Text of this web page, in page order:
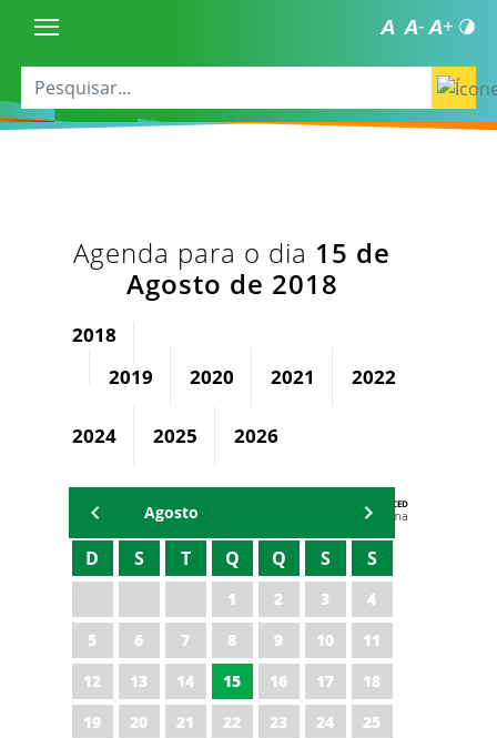
Agenda para o dia 15 de
Agosto de 2018
2018
2019
2020 2021 2022
2024 2025 2026
AGENDA DA CODED/CED
Vagna Lima
Agosto
D S T Q Q S S
1 2 3
4
5
6 7 8 9 10
11
12
13 14 15 16 17
18
19
20 21 22 23 24
25